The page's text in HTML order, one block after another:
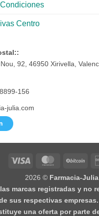
Centro
92, 46950 Xirivella,
156
julia.com
Visa MasterCard
2026 © Farmacia-Julia
marcas registradas y no
sus respectivas
una oferta por parte